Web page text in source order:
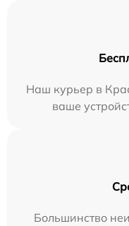
Наш курьер в
ваше
Большинство